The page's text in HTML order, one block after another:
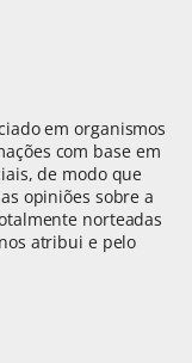
em organismos
com base em
de modo que
opiniões sobre a
norteadas
atribui e pelo